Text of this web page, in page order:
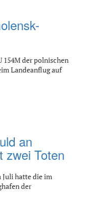
154M der polnischen
Landeanflug auf
an
zwei Toten
Juli hatte die im
der